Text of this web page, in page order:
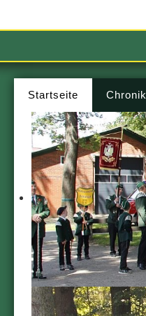
Startseite Chronik